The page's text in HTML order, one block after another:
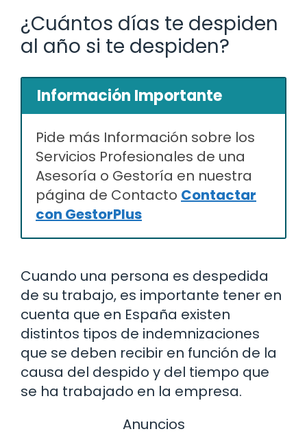
¿Cuántos días te despiden
al año si te despiden?
Información Importante
Pide más Información sobre los
Servicios Profesionales de una
Asesoría o Gestoría en nuestra
página de Contacto Contactar
con GestorPlus
Cuando una persona es despedida
de su trabajo, es importante tener en
cuenta que en España existen
distintos tipos de indemnizaciones
que se deben recibir en función de la
causa del despido y del tiempo que
se ha trabajado en la empresa.
Anuncios